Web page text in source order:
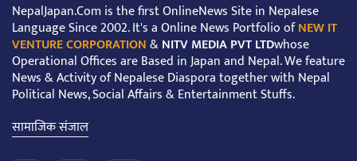
NepalJapan.Com is the first OnlineNews Site in Nepalese
Language Since 2002. It's a Online News Portfolio ofNEW IT
VENTURE CORPORATION&NITV MEDIA PVT LTDwhose
Operational Offices are Based in Japan and Nepal. We feature
News & Activity of Nepalese Diaspora together with Nepal
Political News, Social Affairs & Entertainment Stuffs.
सामाजिक संजाल